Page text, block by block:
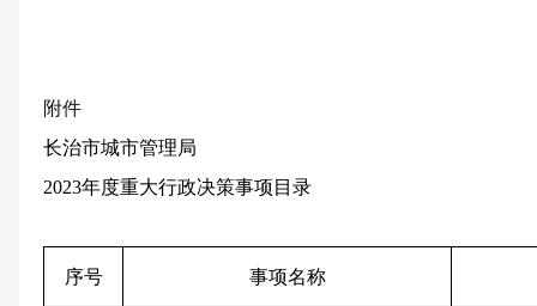
附件
长治市城市管理局
2023年度重大行政决策事项目录
序号 事项名称